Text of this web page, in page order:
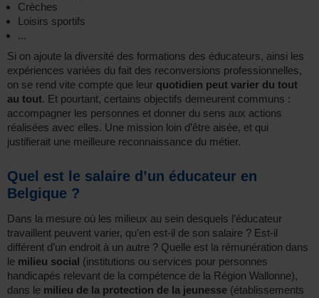
Crèches
Loisirs sportifs
...
Si on ajoute la diversité des formations des éducateurs, ainsi les
expériences variées du fait des reconversions professionnelles,
on se rend vite compte que leur quotidien peut varier du tout
au tout. Et pourtant, certains objectifs demeurent communs :
accompagner les personnes et donner du sens aux actions
réalisées avec elles. Une mission loin d’être aisée, et qui
justifierait une meilleure reconnaissance du métier.
Quel est le salaire d’un éducateur en
Belgique ?
Dans la mesure où les milieux au sein desquels l’éducateur
travaillent peuvent varier, qu’en est-il de son salaire ? Est-il
différent d’un endroit à un autre ? Quelle est la rémunération dans
le milieu social (institutions ou services pour personnes
handicapés relevant de la compétence de la Région Wallonne),
dans le milieu de la protection de la jeunesse (établissements